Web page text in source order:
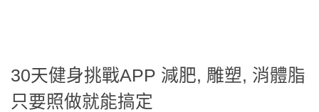
30天健身挑戰APP 減肥, 雕塑, 消體脂
只要照做就能搞定